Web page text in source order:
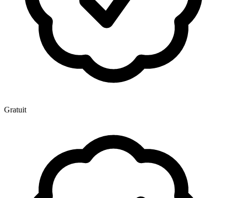
Gratuit